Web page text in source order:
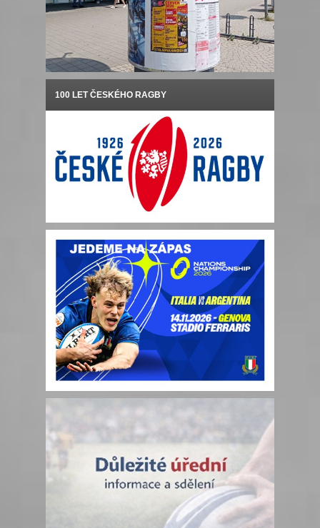
100 LET ČESKÉHO RAGBY